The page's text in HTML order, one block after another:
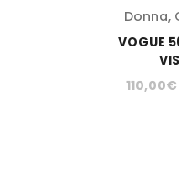
Donna,
VOGUE
110,00€